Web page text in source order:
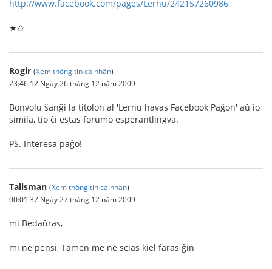
http://www.facebook.com/pages/Lernu/242157260986
★✩
Rogir (Xem thông tin cá nhân)
23:46:12 Ngày 26 tháng 12 năm 2009
Bonvolu ŝanĝi la titolon al 'Lernu havas Facebook Paĝon' aŭ io
simila, tio ĉi estas forumo esperantlingva.
PS. Interesa paĝo!
Talisman (Xem thông tin cá nhân)
00:01:37 Ngày 27 tháng 12 năm 2009
mi Bedaŭras,
mi ne pensi, Tamen me ne scias kiel faras ĝin